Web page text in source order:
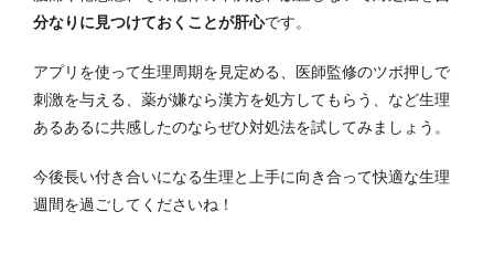
分なりに見つけておくことが肝心です。
アプリを使って生理周期を見定める、医師監修のツボ押しで
刺激を与える、薬が嫌なら漢方を処方してもらう、など生理
あるあるに共感したのならぜひ対処法を試してみましょう。
今後長い付き合いになる生理と上手に向き合って快適な生理
週間を過ごしてくださいね！